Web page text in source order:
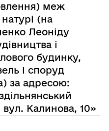
меж
(на
Леоніду
і
будинку,
і споруд
за адресою:
Калинова, 10»